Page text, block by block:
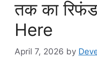
तक का
Here
April 7, 2026 by